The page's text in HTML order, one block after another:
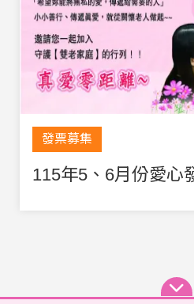
發票募集
115年5、6月份愛心